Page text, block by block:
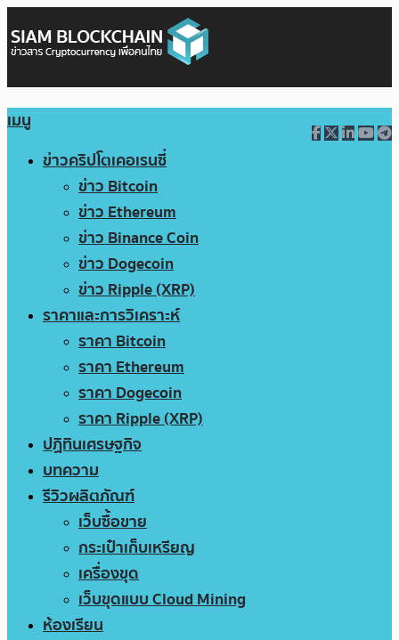
เมนู
ข่าวคริปโตเคอเรนซี่
ข่าว Bitcoin
ข่าว Ethereum
ข่าว Binance Coin
ข่าว Dogecoin
ข่าว Ripple (XRP)
ราคาและการวิเคราะห์
ราคา Bitcoin
ราคา Ethereum
ราคา Dogecoin
ราคา Ripple (XRP)
ปฏิทินเศรษฐกิจ
บทความ
รีวิวผลิตภัณฑ์
เว็บซื้อขาย
กระเป๋าเก็บเหรียญ
เครื่องขุด
เว็บขุดแบบ Cloud Mining
ห้องเรียน